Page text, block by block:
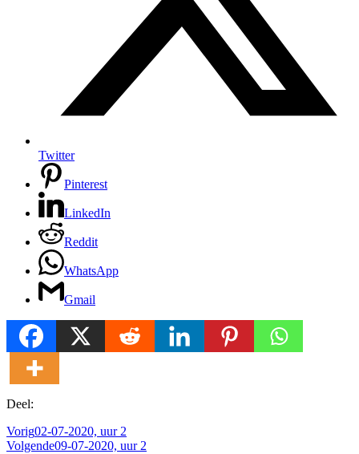
Twitter
Pinterest
LinkedIn
Reddit
WhatsApp
Gmail
Deel:
Vorig02-07-2020, uur 2
Volgende09-07-2020, uur 2